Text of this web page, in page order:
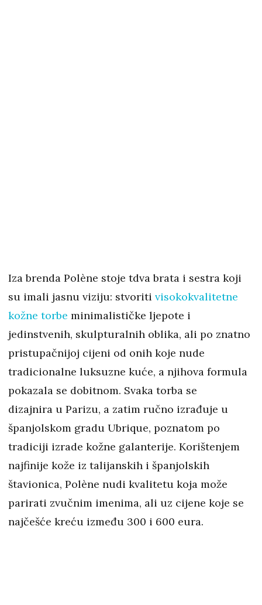
Iza brenda Polène stoje tdva brata i sestra koji
su imali jasnu viziju: stvoriti visokokvalitetne
kožne torbe minimalističke ljepote i
jedinstvenih, skulpturalnih oblika, ali po znatno
pristupačnijoj cijeni od onih koje nude
tradicionalne luksuzne kuće, a njihova formula
pokazala se dobitnom. Svaka torba se
dizajnira u Parizu, a zatim ručno izrađuje u
španjolskom gradu Ubrique, poznatom po
tradiciji izrade kožne galanterije. Korištenjem
najfinije kože iz talijanskih i španjolskih
štavionica, Polène nudi kvalitetu koja može
parirati zvučnim imenima, ali uz cijene koje se
najčešće kreću između 300 i 600 eura.